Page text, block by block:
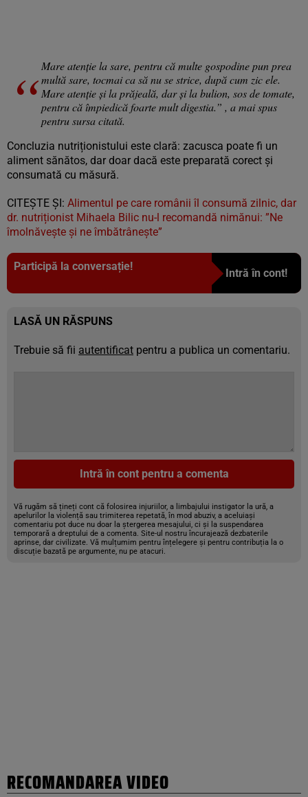
Mare atenție la sare, pentru că multe gospodine pun prea
multă sare, tocmai ca să nu se strice, după cum zic ele.
Mare atenție și la prăjeală, dar și la bulion, sos de tomate,
pentru că împiedică foarte mult digestia.” , a mai spus
pentru sursa citată.
Concluzia nutriționistului este clară: zacusca poate fi un
aliment sănătos, dar doar dacă este preparată corect și
consumată cu măsură.
CITEȘTE ȘI: Alimentul pe care românii îl consumă zilnic, dar
dr. nutriționist Mihaela Bilic nu-l recomandă nimănui: ”Ne
îmolnăvește și ne îmbătrânește”
Participă la conversație!
Intră în cont!
LASĂ UN RĂSPUNS
Trebuie să fii autentificat pentru a publica un comentariu.
Intră în cont pentru a comenta
Vă rugăm să țineți cont că folosirea injuriilor, a limbajului instigator la ură, a
apelurilor la violență sau trimiterea repetată, în mod abuziv, a aceluiași
comentariu pot duce nu doar la ștergerea mesajului, ci și la suspendarea
temporară a dreptului de a comenta. Site-ul nostru încurajează dezbaterile
aprinse, dar civilizate. Vă mulțumim pentru înțelegere și pentru contribuția la o
discuție bazată pe argumente, nu pe atacuri.
RECOMANDAREA VIDEO